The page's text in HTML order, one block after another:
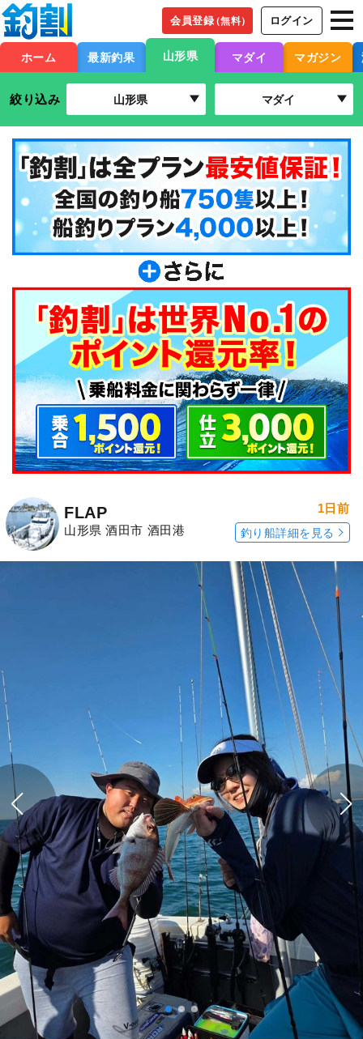
会員登録（無料） ログイン
ホーム 最新釣果 山形県 マダイ マガジン
絞り込み 山形県 マダイ
FLAP
山形県 酒田市 酒田港
1日前
釣り船詳細を見る